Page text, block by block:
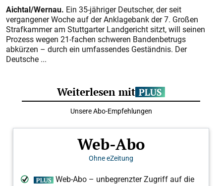
Aichtal/Wernau. Ein 35-jähriger Deutscher, der seit
vergangener Woche auf der Anklagebank der 7. Großen
Strafkammer am Stuttgarter Landgericht sitzt, will seinen
Prozess wegen 21-fachen schweren Bandenbetrugs
abkürzen – durch ein umfassendes Geständnis. Der
Deutsche ...